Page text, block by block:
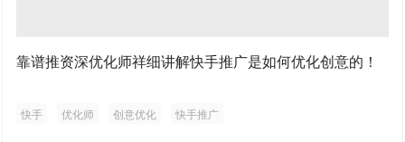
靠谱推资深优化师祥细讲解快手推广是如何优化创意的！
快手 优化师 创意优化 快手推广